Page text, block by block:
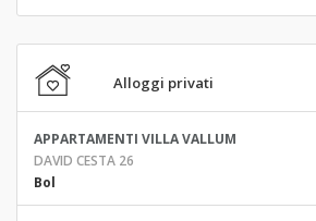
Alloggi privati
APPARTAMENTI VILLA VALLUM
DAVID CESTA 26
Bol